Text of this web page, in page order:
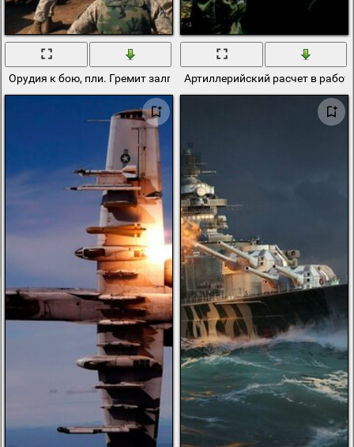
Орудия к бою, пли. Гремит залп Артиллерийский расчет в